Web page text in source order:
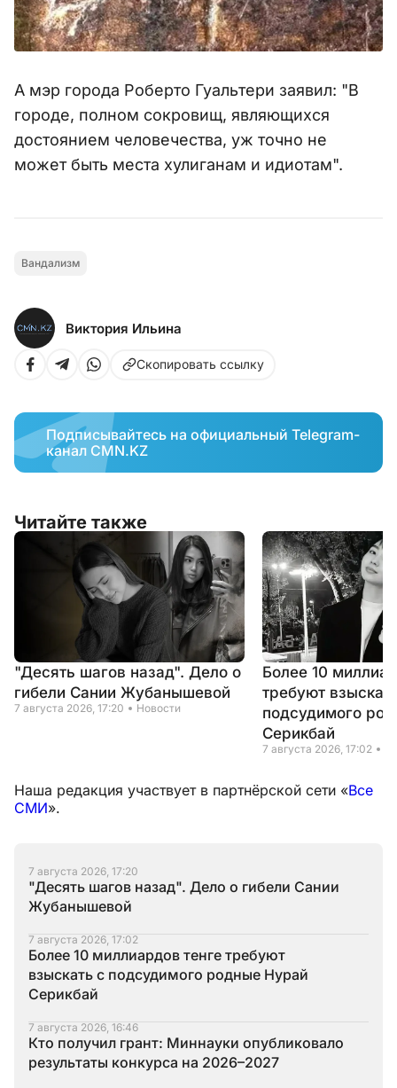
А мэр города Роберто Гуальтери заявил: "В
городе, полном сокровищ, являющихся
достоянием человечества, уж точно не
может быть места хулиганам и идиотам".
Вандализм
Виктория Ильина
Скопировать ссылку
Подписывайтесь на официальный Telegram-
канал CMN.KZ
Читайте также
"Десять шагов назад". Дело о
гибели Сании Жубанышевой
7 августа 2026, 17:20 Новости
Более 10
требуют
подсудимого
Серикбай
7 августа 2026, 17:02
Наша редакция участвует в партнёрской сети «Все
СМИ».
7 августа 2026, 17:20
"Десять шагов назад". Дело о гибели Сании
Жубанышевой
7 августа 2026, 17:02
Более 10 миллиардов тенге требуют
взыскать с подсудимого родные Нурай
Серикбай
7 августа 2026, 16:46
Кто получил грант: Миннауки опубликовало
результаты конкурса на 2026–2027